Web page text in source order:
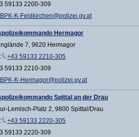
59133 2200-309
BPK-K-Feldkirchen@polizei.gv.at
Hermagor
7, 9620 Hermagor
+43 59133 2210-305
59133 2210-309
BPK-K-Hermagor@polizei.gv.at
Spittal an der Drau
Lemisch-Platz 2, 9800 Spittal/Drau
+43 59133 2220-305
59133 2220-309